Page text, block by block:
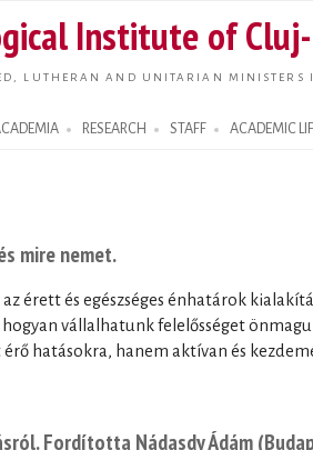
main
content
Institute of
LUTHERAN AND UNITARIAN MINISTERS
RESEARCH STAFF ACADEMIC
mire nemet.
érett és egészséges énhatárok
hogyan vállalhatunk felelősséget
hatásokra, hanem aktívan és
Fordította Nádasdy Ádám